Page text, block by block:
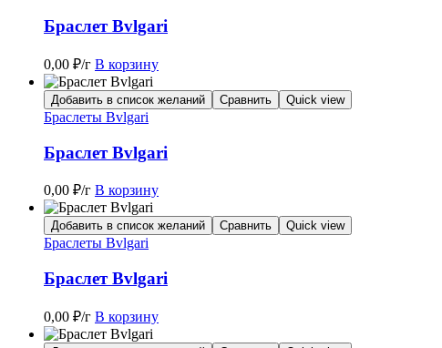
Браслет Bvlgari
0,00 ₽/г В корзину
Добавить в список желаний Сравнить Quick view
Браслеты Bvlgari
Браслет Bvlgari
0,00 ₽/г В корзину
Добавить в список желаний Сравнить Quick view
Браслеты Bvlgari
Браслет Bvlgari
0,00 ₽/г В корзину